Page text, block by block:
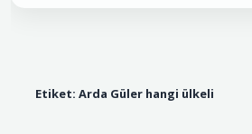
Etiket: Arda Güler hangi ülkeli